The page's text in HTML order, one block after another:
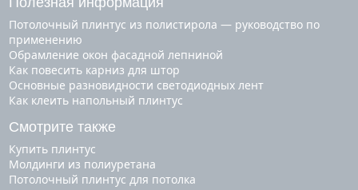
Потолочный плинтус из полистирола — руководство по
применению
Обрамление окон фасадной лепниной
Как повесить карниз для штор
Основные разновидности светодиодных лент
Как клеить напольный плинтус
Смотрите также
купить плинтус
молдинги из полиуретана
потолочный плинтус для потолка